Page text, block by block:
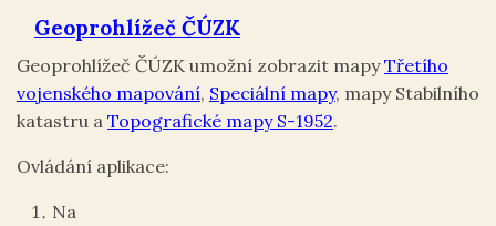
Geoprohlížeč ČÚZK
Geoprohlížeč ČÚZK umožní zobrazit mapyTřetího
vojenského mapování, Speciální mapy, mapy Stabilního
katastru a Topografické mapy S-1952.
Ovládání aplikace:
Na